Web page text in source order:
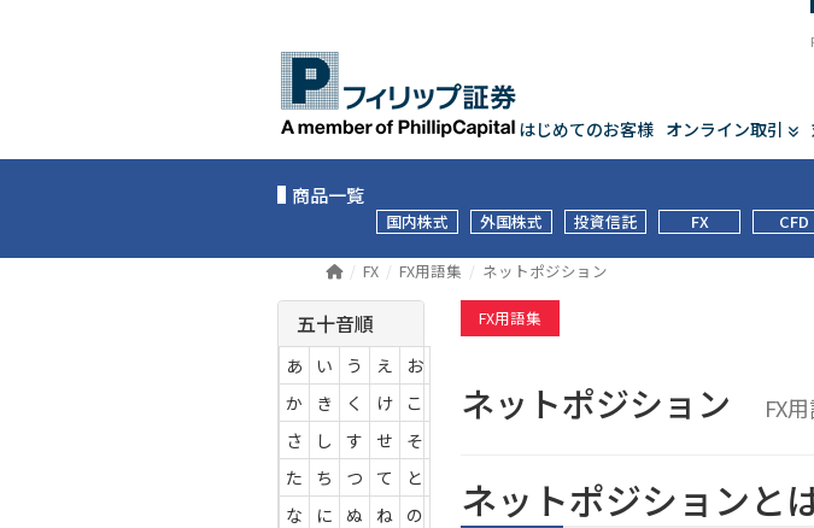
はじめてのお客様 オンライン取引
商品一覧
国内株式 外国株式 投資信託 FX CFD
FX FX用語集 ネットポジション
FX用語集
ネットポジション FX
ネットポジションと
五十音順
あ い う え
お
か
き く け
こ
さ
し す せ
そ
た
ち つ て
と
な
に ぬ ね
の